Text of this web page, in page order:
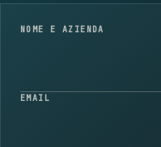
NOME E AZIENDA
EMAIL